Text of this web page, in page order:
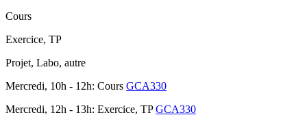
Cours
Exercice, TP
Projet, Labo, autre
Mercredi, 10h - 12h: Cours GCA330
Mercredi, 12h - 13h: Exercice, TPGCA330